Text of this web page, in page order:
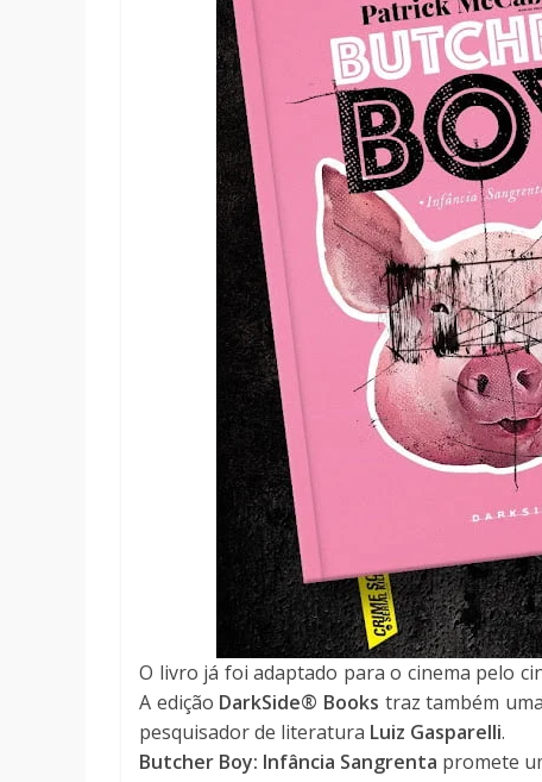
O livro já foi adaptado para o cinema pelo
A edição DarkSide® Books traz também
pesquisador de literatura Luiz Gasparelli.
Butcher Boy: Infância Sangrenta promete